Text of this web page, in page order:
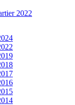
2022